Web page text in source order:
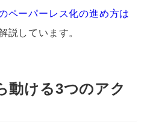
ペーパーレス化の進め方は
説しています。
動ける3つのアク